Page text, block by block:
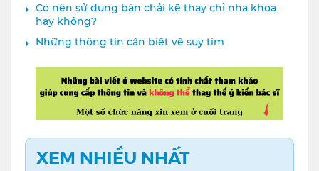
Có nên sử dụng bàn chải kẽ thay chỉ nha khoa
hay không?
Những thông tin cần biết về suy tim
XEM NHIỀU NHẤT